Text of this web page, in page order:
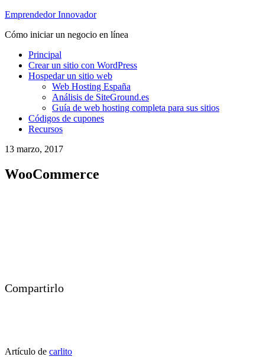
Emprendedor Innovador
Cómo iniciar un negocio en línea
Principal
Crear un sitio con WordPress
Hospedar un sitio web
Web Hosting España
Análisis de SiteGround.es
Guía de web hosting completa para sus sitios
Códigos de cupones
Recursos
13 marzo, 2017
WooCommerce
Compartirlo
Artículo de carlito